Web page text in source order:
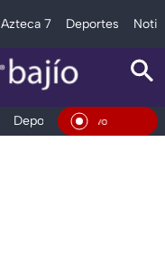
Azteca 7 Deportes
Deportes Espectáculos
En